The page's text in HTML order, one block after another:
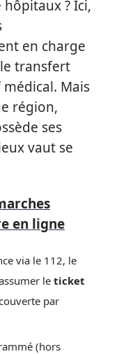
? Ici,
en charge
transfert
Mais
région,
ses
vaut se
en ligne
via le 112, le
le ticket
par
(hors